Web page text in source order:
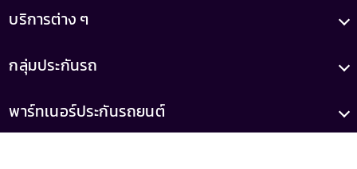
บริการต่าง ๆ
กลุ่มประกันรถ
พาร์ทเนอร์ประกันรถยนต์